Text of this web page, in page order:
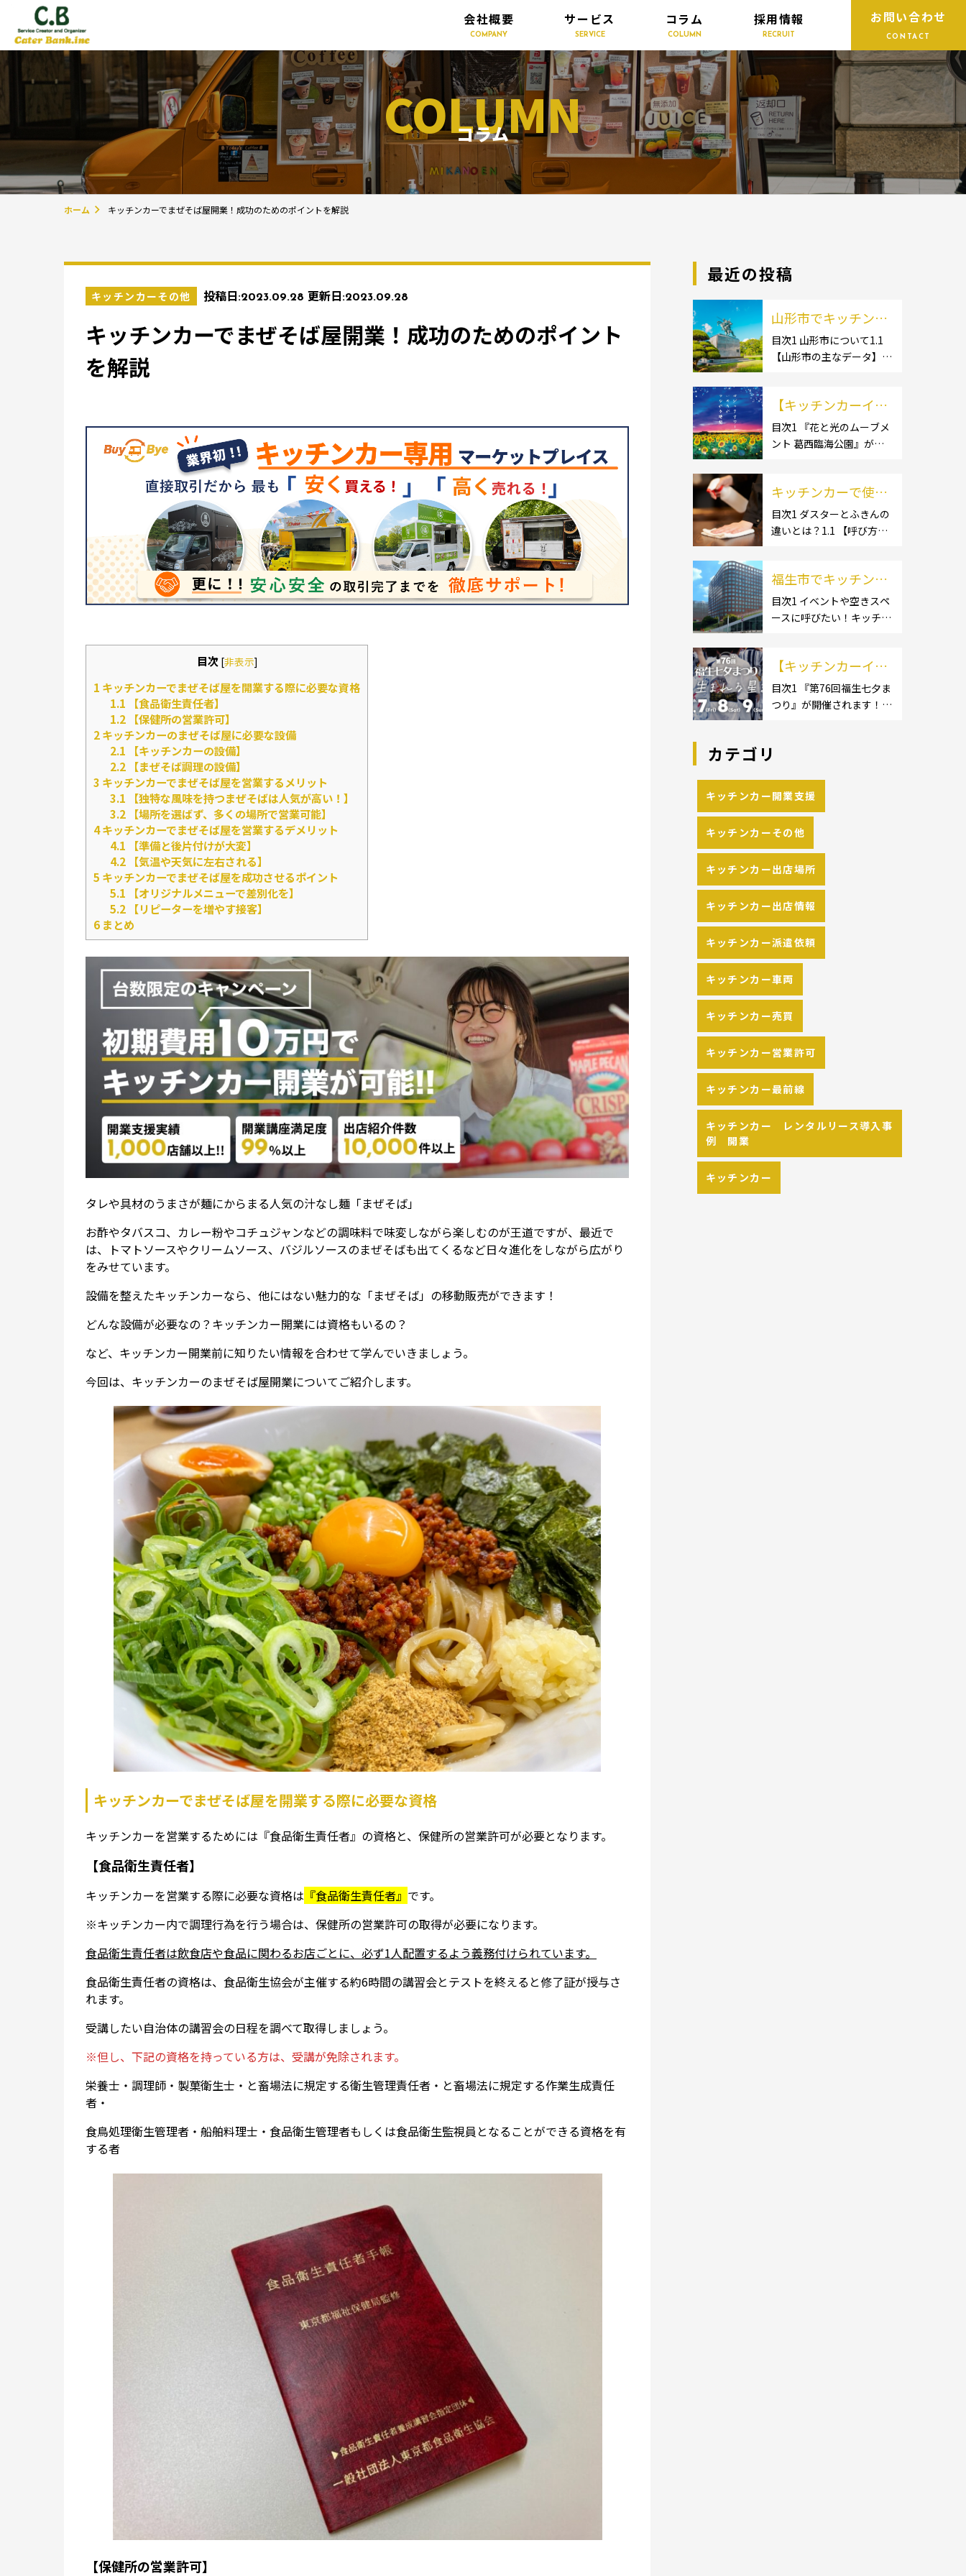
会社概要
COMPANY
サービス
SERVICE
コラム
COLUMN
採用情報
RECRUIT
お問い合わせ
CONTACT
COLUMN
コラム
ホーム キッチンカーでまぜそば屋開業！成功のためのポイントを解説
キッチンカーその他 投稿日:2023.09.28 更新日:2023.09.28
キッチンカーでまぜそば屋開業！成功のためのポイント
を解説
目次 [非表示]
1 キッチンカーでまぜそば屋を開業する際に必要な資格
1.1 【食品衛生責任者】
1.2【保健所の営業許可】
2キッチンカーのまぜそば屋に必要な設備
2.1 【キッチンカーの設備】
2.2【まぜそば調理の設備】
3 キッチンカーでまぜそば屋を営業するメリット
3.1 【独特な風味を持つまぜそばは人気が高い！】
3.2【場所を選ばず、多くの場所で営業可能】
4キッチンカーでまぜそば屋を営業するデメリット
4.1 【準備と後片付けが大変】
4.2【気温や天気に左右される】
5 キッチンカーでまぜそば屋を成功させるポイント
5.1 【オリジナルメニューで差別化を】
5.2【リピーターを増やす接客】
6 まとめ
タレや具材のうまさが麺にからまる人気の汁なし麺「まぜそば」
お酢やタバスコ、カレー粉やコチュジャンなどの調味料で味変しながら楽しむのが王道ですが、最近で
は、トマトソースやクリームソース、バジルソースのまぜそばも出てくるなど日々進化をしながら広がり
をみせています。
設備を整えたキッチンカーなら、他にはない魅力的な「まぜそば」の移動販売ができます！
どんな設備が必要なの？キッチンカー開業には資格もいるの？
など、キッチンカー開業前に知りたい情報を合わせて学んでいきましょう。
今回は、キッチンカーのまぜそば屋開業についてご紹介します。
キッチンカーでまぜそば屋を開業する際に必要な資格
キッチンカーを営業するためには『食品衛生責任者』の資格と、保健所の営業許可が必要となります。
【食品衛生責任者】
キッチンカーを営業する際に必要な資格は 『食品衛生責任者』 です。
※キッチンカー内で調理行為を行う場合は、保健所の営業許可の取得が必要になります。
食品衛生責任者は飲食店や食品に関わるお店ごとに、必ず1人配置するよう義務付けられています。
食品衛生責任者の資格は、食品衛生協会が主催する約6時間の講習会とテストを終えると修了証が授与さ
れます。
受講したい自治体の講習会の日程を調べて取得しましょう。
※但し、下記の資格を持っている方は、受講が免除されます。
栄養士・調理師・製菓衛生士・と畜場法に規定する衛生管理責任者・と畜場法に規定する作業生成責任
者・
食鳥処理衛生管理者・船舶料理士・食品衛生管理者もしくは食品衛生監視員となることができる資格を有
する者
【保健所の営業許可】
最近の投稿
山形市でキッチンカ
ー開業するなら格安
のレンタル・リー
流れも解説！
目次1 山形市について1.1
【山形市の主なデータ】
王温泉]1.2.2 [文翔館]1.3
【名産品・ご当地グルメ】
1.3.1 [芋煮]1.3 […]
【キッチンカーイベ
ント情報】花と光の
ムーブメント 葛西臨
います！
目次1 『花と光のムーブメ
ント 葛西臨海公園』が開
場といえば、やっぱりイベ
ント！ 日本全国で、キッチ
ンカーが営業している様々
キッチンカーで使用
するダスター・ふき
んの選び方とは？お
介！
目次1 ダスターとふきんの
違いとは？1.1 【呼び方の
ンタークロスとも呼ばれ
る】2 キッチンカーで使用
するダスター(ふきん)種類
福生市でキッチンカ
ーを呼びたい！派遣
してもらうにはどう
の流れや人気メニュ
ーを解説
目次1 イベントや空きスペ
ースに呼びたい！キッチン
キッチンカー:軽バン]1.1.2
[小型キッチンカー:軽トラ
ック]1.1.3 [中型・大型キッ
【キッチンカーイベ
ント情報】第76回福
生七夕まつりが開催
目次1 『第76回福生七夕ま
つり』が開催されます！2
りイベント！ 日本全国で、
催されています。 開業前に
キッチンカーの出店 […]
カテゴリ
キッチンカー開業支援
キッチンカーその他
キッチンカー出店場所
キッチンカー出店情報
キッチンカー派遣依頼
キッチンカー車両
キッチンカー売買
キッチンカー営業許可
キッチンカー最前線
キッチンカー レンタルリース導入事
例 開業
キッチンカー